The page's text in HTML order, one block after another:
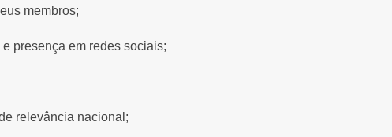
membros;
presença em redes sociais;
relevância nacional;